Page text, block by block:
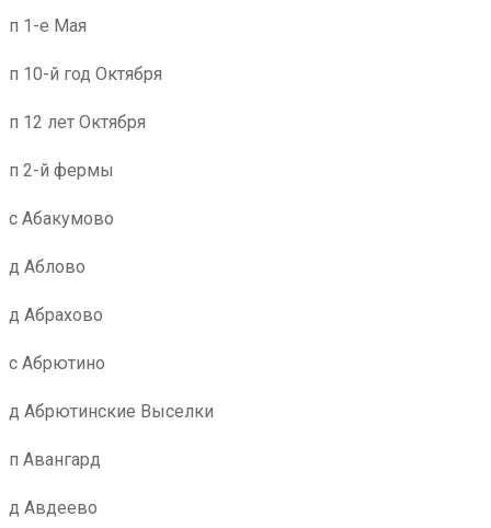
п 1-е Мая
п 10-й год Октября
п 12 лет Октября
п 2-й фермы
с Абакумово
д Аблово
д Абрахово
с Абрютино
д Абрютинские Выселки
п Авангард
д Авдеево